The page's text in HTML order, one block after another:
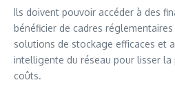
Ils doivent pouvoir accéder à des
bénéficier de cadres
solutions de stockage efficaces et
intelligente du réseau pour lisser
coûts.